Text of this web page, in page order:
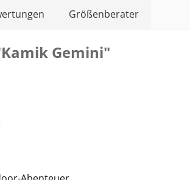
Größenberater
Gemini"